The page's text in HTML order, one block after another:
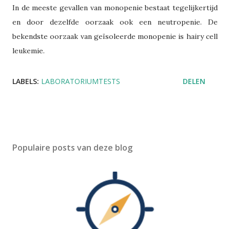
In de meeste gevallen van monopenie bestaat tegelijkertijd
en door dezelfde oorzaak ook een neutropenie. De
bekendste oorzaak van geïsoleerde monopenie is hairy cell
leukemie.
LABELS: LABORATORIUMTESTS DELEN
Populaire posts van deze blog